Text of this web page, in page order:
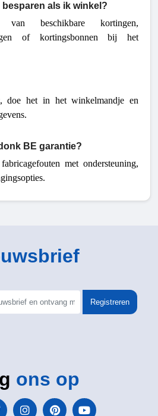
besparen als ik winkel?
beschikbare kortingen,
of kortingsbonnen bij het
doe het in het winkelmandje en
BE garantie?
met ondersteuning,
Registreren
ons op